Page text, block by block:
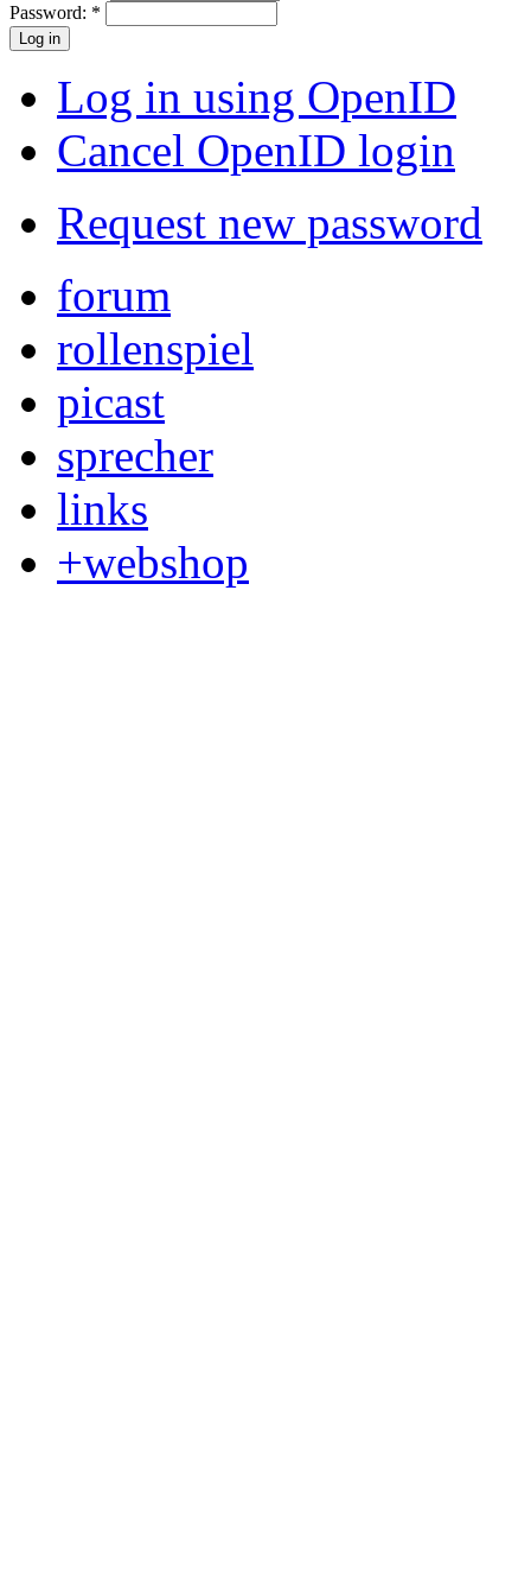
Password: *
Log in using OpenID
Cancel OpenID login
Request new password
forum
rollenspiel
picast
sprecher
links
+webshop